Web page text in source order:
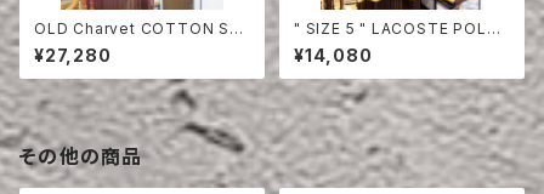
OLD Charvet COTTON SHI
RT
¥27,280
" SIZE 5 " LACOSTE POLO
SHIRT YELLOW
¥14,080
その他の商品